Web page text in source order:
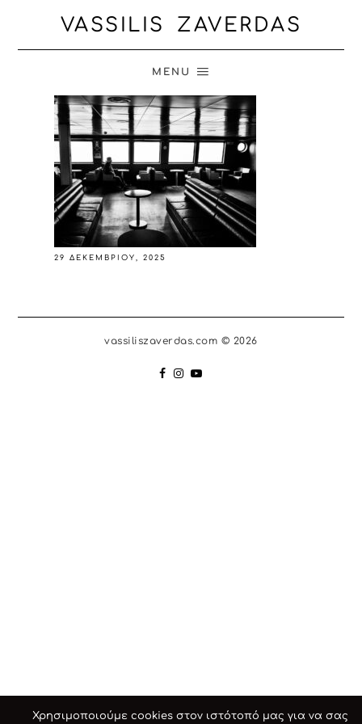
VASSILIS ZAVERDAS
MENU
29 ΔΕΚΕΜΒΡΊΟΥ, 2025
vassiliszaverdas.com © 2026
Χρησιμοποιούμε cookies στον ιστότοπό μας για να σας